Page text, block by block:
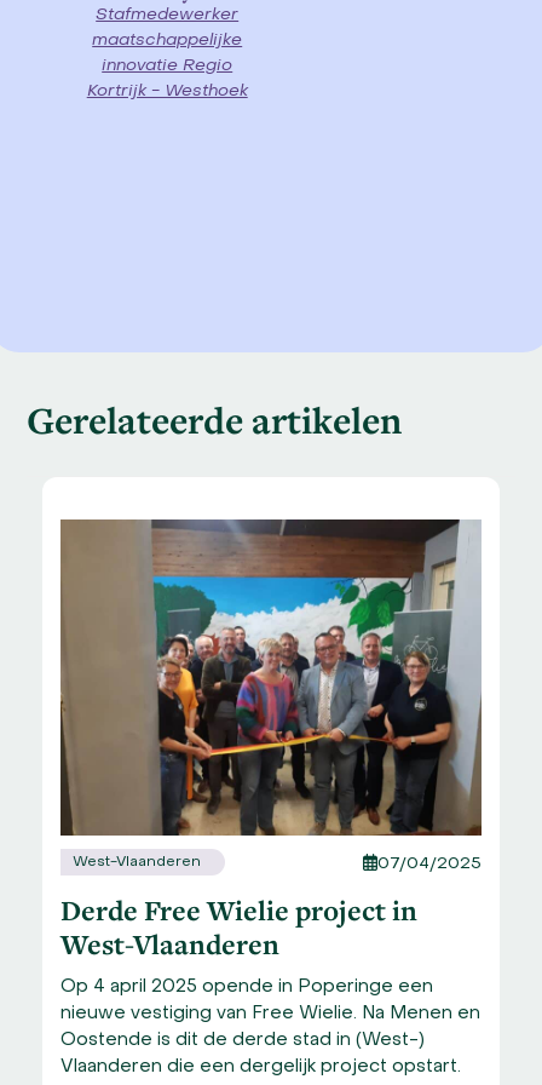
Stafmedewerker
maatschappelijke
innovatie Regio
Kortrijk - Westhoek
Gerelateerde artikelen
West-Vlaanderen 07/04/2025
Derde Free Wielie project in
West-Vlaanderen
Op 4 april 2025 opende in Poperinge een
nieuwe vestiging van Free Wielie. Na Menen en
Oostende is dit de derde stad in (West-)
Vlaanderen die een dergelijk project opstart.